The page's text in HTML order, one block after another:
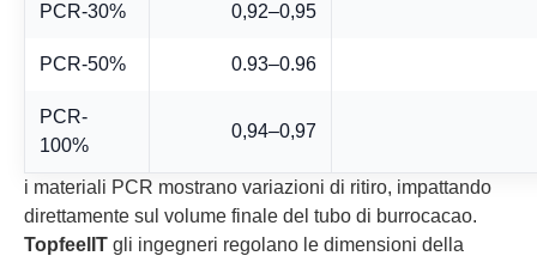
PCR-30% 0,92–0,95
PCR-50% 0.93–0.96
PCR-
100%
0,94–0,97
i materiali PCR mostrano variazioni di ritiro, impattando
direttamente sul volume finale del tubo di burrocacao.
TopfeelIT gli ingegneri regolano le dimensioni della